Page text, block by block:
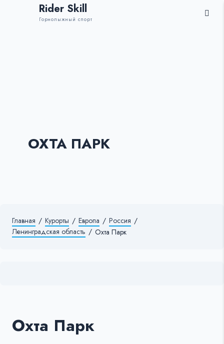
Rider Skill
Горнолыжный спорт
ОХТА ПАРК
Главная / Курорты / Европа / Россия /
Ленинградская область / Охта Парк
Охта Парк